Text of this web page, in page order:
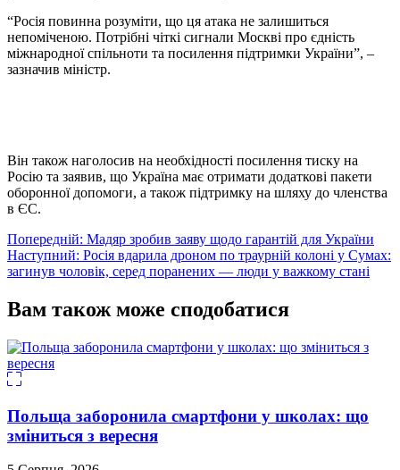
“Росія повинна розуміти, що ця атака не залишиться
непоміченою. Потрібні чіткі сигнали Москві про єдність
міжнародної спільноти та посилення підтримки України”, –
зазначив міністр.
Він також наголосив на необхідності посилення тиску на
Росію та заявив, що Україна має отримати додаткові пакети
оборонної допомоги, а також підтримку на шляху до членства
в ЄС.
Навігація
записів
Попередній: Мадяр зробив заяву щодо гарантій для України
Наступний: Росія вдарила дроном по траурній колоні у Сумах:
загинув чоловік, серед поранених — люди у важкому стані
Вам також може сподобатися
Польща заборонила смартфони у школах: що
зміниться з вересня